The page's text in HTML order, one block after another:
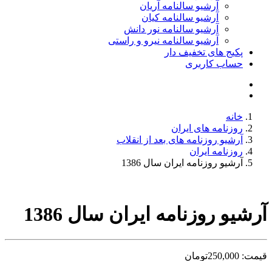
آرشیو سالنامه آریان
آرشیو سالنامه کیان
آرشیو سالنامه نور دانش
آرشیو سالنامه نیرو و راستی
پکیج های تخفیف دار
حساب کاربری
خانه
روزنامه های ایران
آرشیو روزنامه های بعد از انقلاب
روزنامه ایران
آرشیو روزنامه ایران سال 1386
آرشیو روزنامه ایران سال 1386
قیمت: 250,000تومان